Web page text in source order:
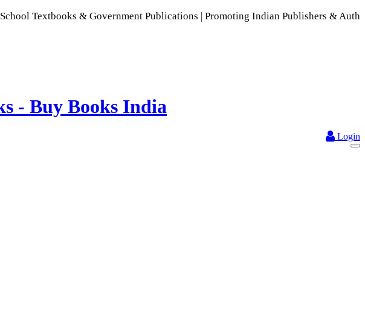
& Government Publications | Promoting Indian Publishers & Authors | A
Login